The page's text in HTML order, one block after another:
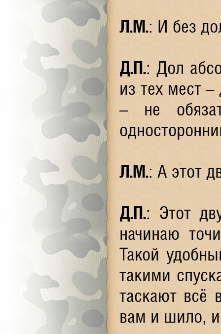
Л.М.: И без
Д.П.: Дол
из тех мест
– не
Л.М.: А этот
Д.П.: Этот
начинаю
Такой
такими
таскают всё
вам и шило, и